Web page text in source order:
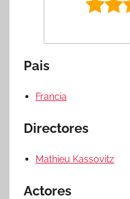
Pais
Francia
Directores
Mathieu Kassovitz
Actores